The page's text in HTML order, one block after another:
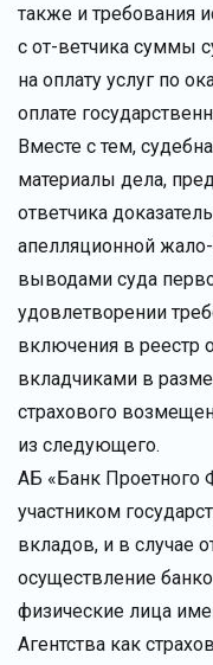
также и требования
с от-ветчика суммы
на оплату услуг по
оплате
Вместе с тем,
материалы дела,
ответчика
апелляционной
выводами суда
удовлетворении
включения в реестр
вкладчиками в
страхового
из следующего.
АБ «Банк Проетного
участником
вкладов, и в случае
осуществление
физические лица
Агентства как